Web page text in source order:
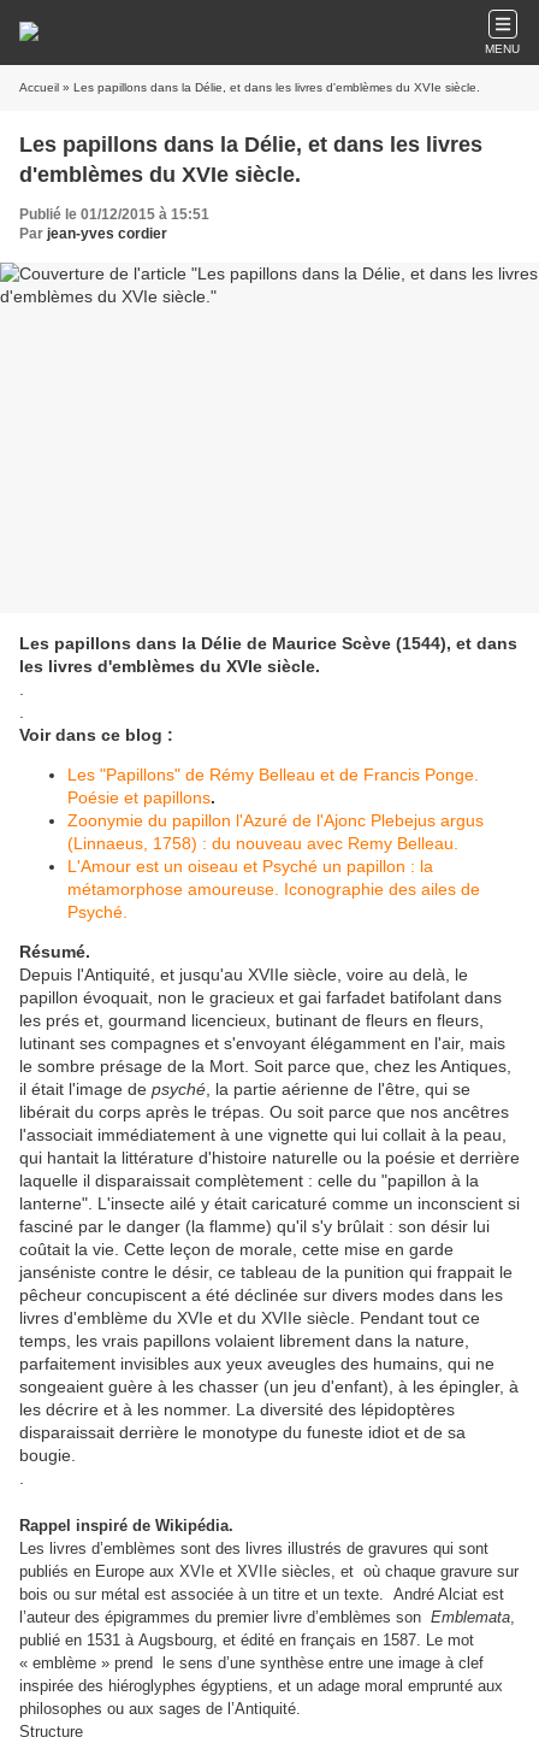
MENU
Accueil » Les papillons dans la Délie, et dans les livres d'emblèmes du XVIe siècle.
Les papillons dans la Délie, et dans les livres
d'emblèmes du XVIe siècle.
Publié le 01/12/2015 à 15:51
Par jean-yves cordier
Les papillons dans la Délie de Maurice Scève (1544), et dans
les livres d'emblèmes du XVIe siècle.
Voir dans ce blog :
Les "Papillons" de Rémy Belleau et de Francis Ponge.
Poésie et papillons.
Zoonymie du papillon l'Azuré de l'Ajonc Plebejus argus
(Linnaeus, 1758) : du nouveau avec Remy Belleau.
L'Amour est un oiseau et Psyché un papillon : la
métamorphose amoureuse. Iconographie des ailes de
Psyché.
Résumé.
Depuis l'Antiquité, et jusqu'au XVIIe siècle, voire au delà, le
papillon évoquait, non le gracieux et gai farfadet batifolant dans
les prés et, gourmand licencieux, butinant de fleurs en fleurs,
lutinant ses compagnes et s'envoyant élégamment en l'air, mais
le sombre présage de la Mort. Soit parce que, chez les Antiques,
il était l'image de psyché , la partie aérienne de l'être, qui se
libérait du corps après le trépas. Ou soit parce que nos ancêtres
l'associait immédiatement à une vignette qui lui collait à la peau,
qui hantait la littérature d'histoire naturelle ou la poésie et derrière
laquelle il disparaissait complètement : celle du "papillon à la
lanterne". L'insecte ailé y était caricaturé comme un inconscient si
fasciné par le danger (la flamme) qu'il s'y brûlait : son désir lui
coûtait la vie. Cette leçon de morale, cette mise en garde
janséniste contre le désir, ce tableau de la punition qui frappait le
pêcheur concupiscent a été déclinée sur divers modes dans les
livres d'emblème du XVIe et du XVIIe siècle. Pendant tout ce
temps, les vrais papillons volaient librement dans la nature,
parfaitement invisibles aux yeux aveugles des humains, qui ne
songeaient guère à les chasser (un jeu d'enfant), à les épingler, à
les décrire et à les nommer. La diversité des lépidoptères
disparaissait derrière le monotype du funeste idiot et de sa
bougie.
Rappel inspiré de Wikipédia.
Les livres d’emblèmes sont des livres illustrés de gravures qui sont
publiés en Europe aux XVIe et XVIIe siècles, et où c haque gravure sur
bois ou sur métal est associée à un titre et un texte. André Alciat est
l’auteur des épigrammes du premier livre d’emblèmes son Emblemata,
publié en 1531 à Augsbourg, et édité en français en 1587. Le mot
« emblème » prend
le sens d’une synthèse entre une image à clef
inspirée des hiéroglyphes égyptiens, et un adage moral emprunté aux
philosophes ou aux sages de l’Antiquité.
Structure